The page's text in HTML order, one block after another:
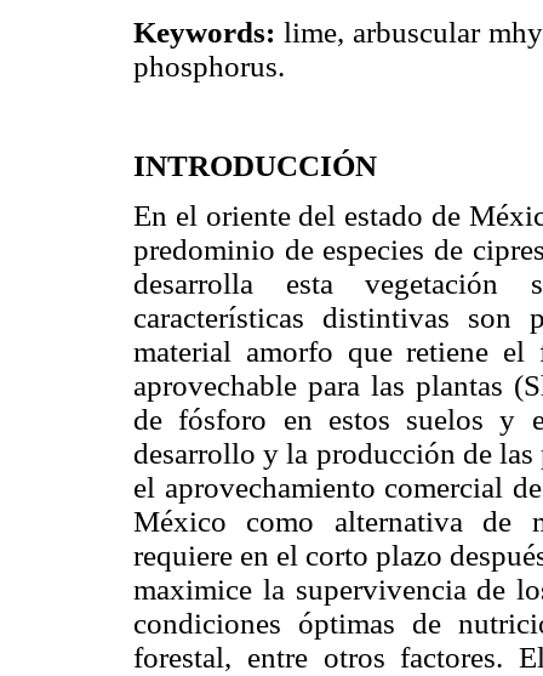
Keywords: lime, arbuscular
phosphorus.
INTRODUCCIÓN
En el oriente del estado de
predominio de especies de
desarrolla esta vegetación
características distintivas
material amorfo que retiene
aprovechable para las plantas
de fósforo en estos suelos y
desarrollo y la producción de
el aprovechamiento comercial
México como alternativa de
requiere en el corto plazo
maximice la supervivencia de
condiciones óptimas de
forestal, entre otros factores.